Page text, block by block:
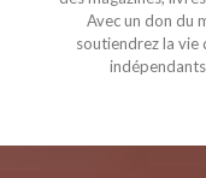
Avec un don du
soutiendrez la vie